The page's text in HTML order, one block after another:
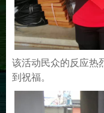
该活动民众的反应热
到祝福。